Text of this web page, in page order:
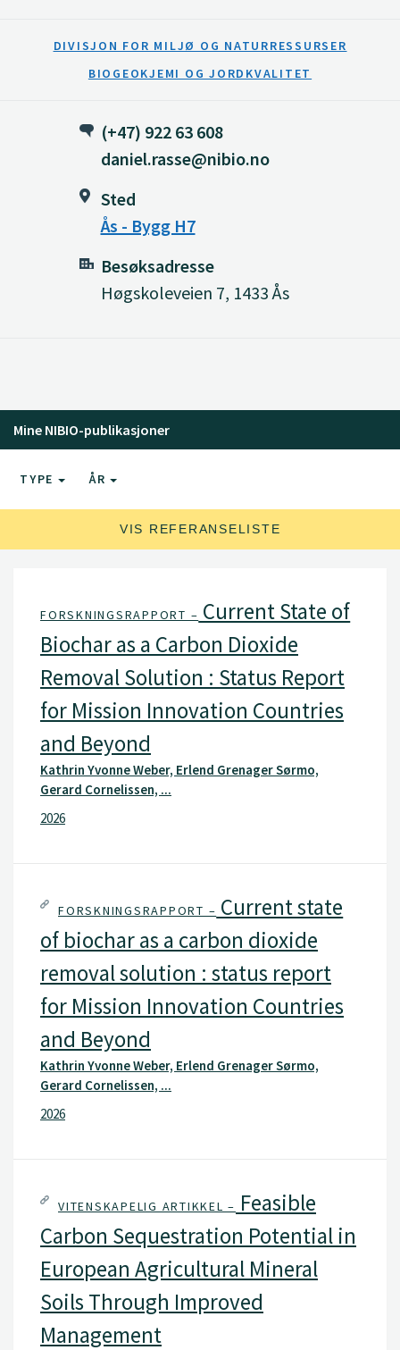
DIVISJON FOR MILJØ OG NATURRESSURSER
BIOGEOKJEMI OG JORDKVALITET
(+47) 922 63 608
daniel.rasse@nibio.no
Sted
Ås - Bygg H7
Besøksadresse
Høgskoleveien 7, 1433 Ås
Mine NIBIO-publikasjoner
TYPE ÅR
VIS REFERANSELISTE
FORSKNINGSRAPPORT – Current State of
Biochar as a Carbon Dioxide
Removal Solution : Status Report
for Mission Innovation Countries
and Beyond
Kathrin Yvonne Weber, Erlend Grenager Sørmo,
Gerard Cornelissen, ...
2026
FORSKNINGSRAPPORT – Current state
of biochar as a carbon dioxide
removal solution : status report
for Mission Innovation Countries
and Beyond
Kathrin Yvonne Weber, Erlend Grenager Sørmo,
Gerard Cornelissen, ...
2026
VITENSKAPELIG ARTIKKEL – Feasible
Carbon Sequestration Potential in
European Agricultural Mineral
Soils Through Improved
Management